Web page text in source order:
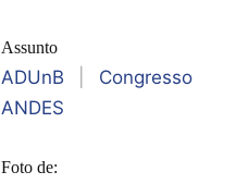
Assunto
ADUnB
Congresso
ANDES
Foto de: